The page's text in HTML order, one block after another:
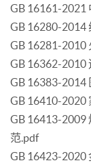
GB 16161-2021
GB 16280-2014
GB 16281-2010
GB 16362-2010
GB 16383-2014
GB 16410-2020
GB 16413-2009
范.pdf
GB 16423-2020